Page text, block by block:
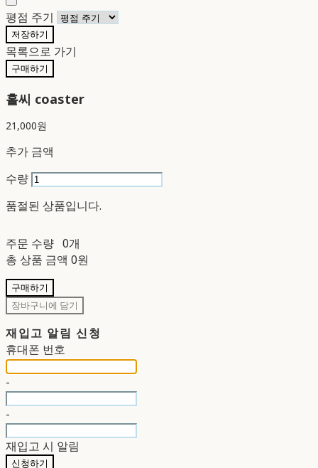
평점 주기
저장하기
목록으로 가기
구매하기
홀씨 coaster
21,000원
추가 금액
수량
품절된 상품입니다.
주문 수량 0개
총 상품 금액 0원
구매하기
장바구니에 담기
재입고 알림 신청
휴대폰 번호
-
-
재입고 시 알림
신청하기